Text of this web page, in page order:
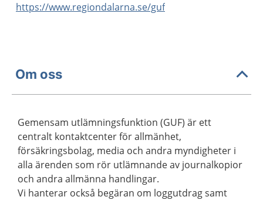
https://www.regiondalarna.se/guf
Om oss
Gemensam utlämningsfunktion (GUF) är ett
centralt kontaktcenter för allmänhet,
försäkringsbolag, media och andra myndigheter i
alla ärenden som rör utlämnande av journalkopior
och andra allmänna handlingar.
Vi hanterar också begäran om loggutdrag samt